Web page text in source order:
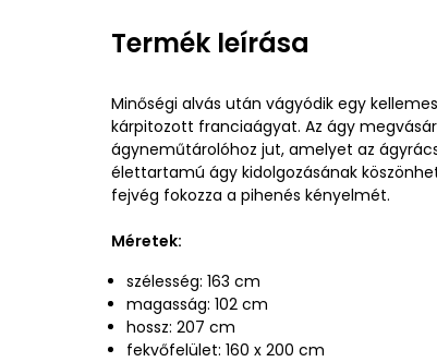
Termék leírása
Minőségi alvás után vágyódik egy
kárpitozott franciaágyat. Az ágy
ágyneműtárolóhoz jut, amelyet az
élettartamú ágy kidolgozásának
fejvég fokozza a pihenés kényelmét.
Méretek:
szélesség: 163 cm
magasság: 102 cm
hossz: 207 cm
fekvőfelület: 160 x 200 cm